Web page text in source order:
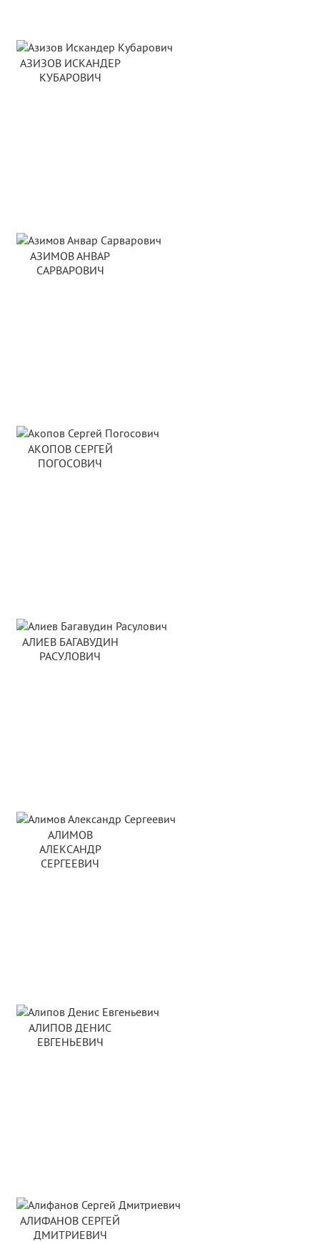
АЗИЗОВ ИСКАНДЕР
КУБАРОВИЧ
АЗИМОВ АНВАР
САРВАРОВИЧ
АКОПОВ СЕРГЕЙ
ПОГОСОВИЧ
АЛИЕВ БАГАВУДИН
РАСУЛОВИЧ
АЛИМОВ
АЛЕКСАНДР
СЕРГЕЕВИЧ
АЛИПОВ ДЕНИС
ЕВГЕНЬЕВИЧ
АЛИФАНОВ СЕРГЕЙ
ДМИТРИЕВИЧ